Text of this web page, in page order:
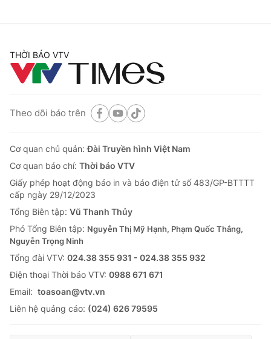
THỜI BÁO VTV
Theo dõi báo trên
Cơ quan chủ quản:Đài Truyền hình Việt Nam
Cơ quan báo chí: Thời báo VTV
Giấy phép hoạt động báo in và báo điện tử số 483/GP-BTTTT
cấp ngày 29/12/2023
Tổng Biên tập: Vũ Thanh Thủy
Phó Tổng Biên tập: Nguyễn Thị Mỹ Hạnh, Phạm Quốc Thắng,
Nguyễn Trọng Ninh
Tổng đài VTV: 024.38 355 931 - 024.38 355 932
Ðiện thoại Thời báo VTV: 0988 671 671
Email: toasoan@vtv.vn
Liên hệ quảng cáo: (024) 626 79595